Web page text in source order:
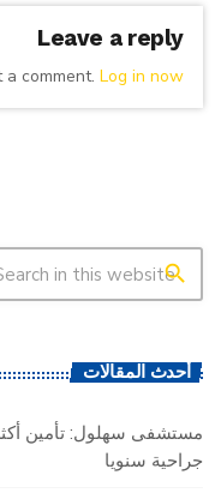
Leave a reply
comment. Log in now
search
أحدث المقالات
جراحية سنويا